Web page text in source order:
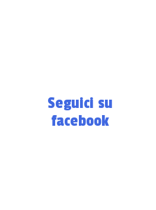
Seguici su
facebook